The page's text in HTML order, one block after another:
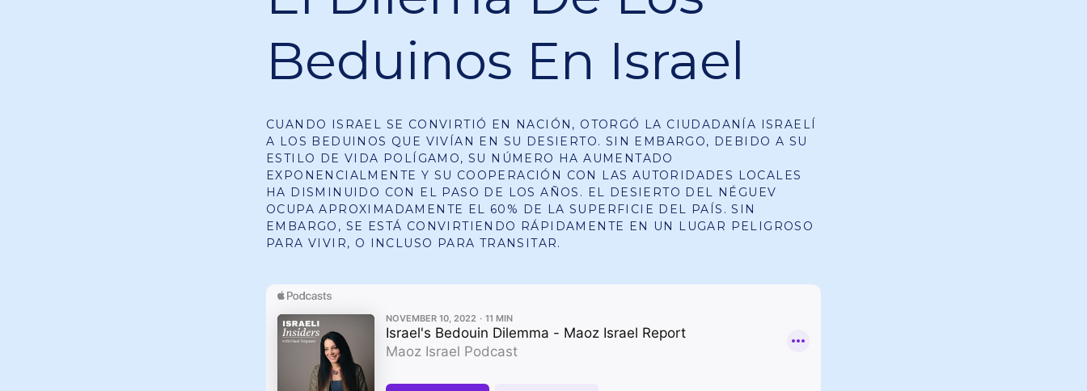
Beduinos En Israel
CUANDO ISRAEL SE CONVIRTIÓ EN NACIÓN, OTORGÓ LA CIUDADANÍA ISRAELÍ
A LOS BEDUINOS QUE VIVÍAN EN SU DESIERTO. SIN EMBARGO, DEBIDO A SU
ESTILO DE VIDA POLÍGAMO, SU NÚMERO HA AUMENTADO
EXPONENCIALMENTE Y SU COOPERACIÓN CON LAS AUTORIDADES LOCALES
HA DISMINUIDO CON EL PASO DE LOS AÑOS. EL DESIERTO DEL NÉGUEV
OCUPA APROXIMADAMENTE EL 60% DE LA SUPERFICIE DEL PAÍS. SIN
EMBARGO, SE ESTÁ CONVIRTIENDO RÁPIDAMENTE EN UN LUGAR PELIGROSO
PARA VIVIR, O INCLUSO PARA TRANSITAR.